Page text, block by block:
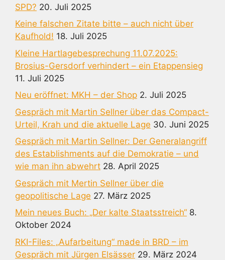
SPD? 20. Juli 2025
Keine falschen Zitate bitte – auch nicht über
Kaufhold! 18. Juli 2025
Kleine Hartlagebesprechung 11.07.2025:
Brosius-Gersdorf verhindert – ein Etappensieg
11. Juli 2025
Neu eröffnet: MKH – der Shop 2. Juli 2025
Gespräch mit Martin Sellner über das Compact-
Urteil, Krah und die aktuelle Lage 30. Juni 2025
Gespräch mit Martin Sellner: Der Generalangriff
des Establishments auf die Demokratie – und
wie man ihn abwehrt 28. April 2025
Gespräch mit Mertin Sellner über die
geopolitische Lage 27. März 2025
Mein neues Buch: „Der kalte Staatsstreich“ 8.
Oktober 2024
RKI-Files: „Aufarbeitung“ made in BRD – im
Gespräch mit Jürgen Elsässer 29. März 2024